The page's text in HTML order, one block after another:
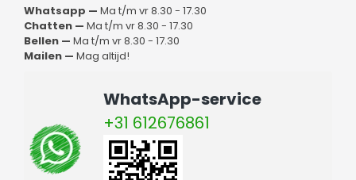
Whatsapp — Ma t/m vr 8.30 - 17.30
Chatten — Ma t/m vr 8.30 - 17.30
Bellen — Ma t/m vr 8.30 - 17.30
Mailen — Mag altijd!
WhatsApp-service
+31 612676861